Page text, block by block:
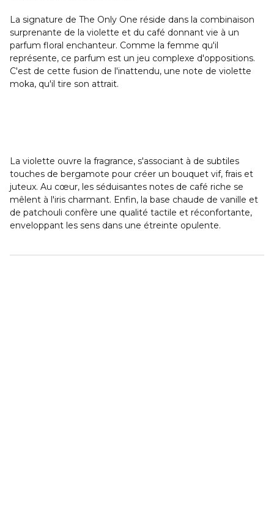
La signature de The Only One réside dans la combinaison
surprenante de la violette et du café donnant vie à un
parfum floral enchanteur. Comme la femme qu'il
représente, ce parfum est un jeu complexe d'oppositions.
C'est de cette fusion de l'inattendu, une note de violette
moka, qu'il tire son attrait.
La violette ouvre la fragrance, s'associant à de subtiles
touches de bergamote pour créer un bouquet vif, frais et
juteux. Au cœur, les séduisantes notes de café riche se
mêlent à l'iris charmant. Enfin, la base chaude de vanille et
de patchouli confère une qualité tactile et réconfortante,
enveloppant les sens dans une étreinte opulente.